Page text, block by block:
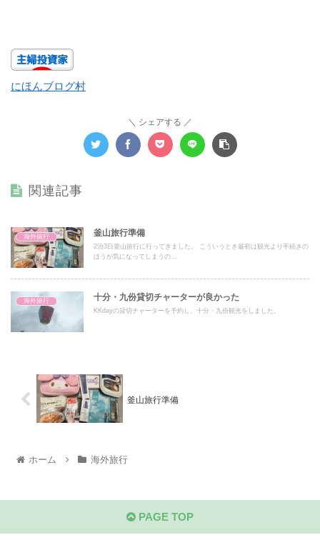
にほんブログ村
シェアする
関連記事
海外旅行 釜山旅行準備
2泊3日釜山旅行に行ってきました。 こういうとき最初は観光より手続きの
ほうが気になってしまうの...
海外旅行 十分・九份貸切チャーターが良かった
KKdayの貸切チャーターを予約し、十分・九份観光をしました。
釜山旅行準備
ホーム 海外旅行
PAGE TOP